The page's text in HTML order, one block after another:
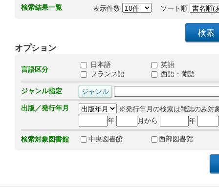
検索結果一覧 表示件数 ソート順
オプション
言語区分
日本語
英語
フランス語
西語・葡語
ジャンル指定
出版／発行年月
※発行年月の検索は雑誌のみ対
年
月から 年
検索対象図書館 中央図書館 西部図書館